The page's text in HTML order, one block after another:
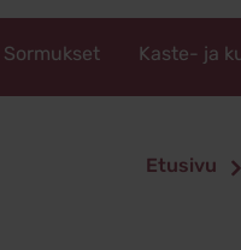
Sormukset Kaste- ja
Etusivu